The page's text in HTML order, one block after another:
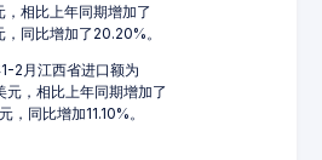
相比上年同期增加了
同比增加了20.20%。
2月江西省进口额为
，相比上年同期增加了
同比增加11.10%。